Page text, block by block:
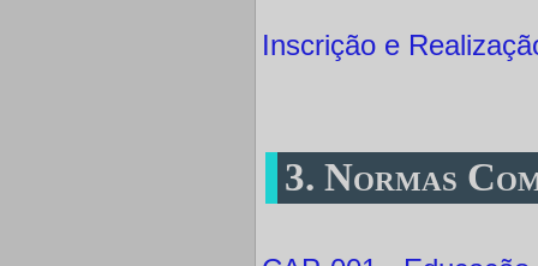
Inscrição e
3. Normas